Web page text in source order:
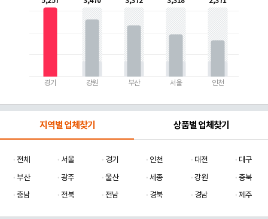
경기 강원 부산 서울 인천
지역별 업체찾기 상품별 업체찾기
전체 서울 경기 인천 대전
대구
부산
광주 울산 세종 강원
충북
충남
전북 전남 경북 경남 제주